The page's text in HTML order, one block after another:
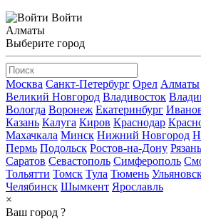
Войти
Алматы
Выберите город
Москва Санкт-Петербург Орел Алматы
Великий Новгород Владивосток
Вологда Воронеж Екатеринбург
Казань Калуга Киров Краснодар
Махачкала Минск Нижний Новгород
Пермь Подольск Ростов-на-Дону Рязань
Саратов Севастополь Симферополь
Тольятти Томск Тула Тюмень
Челябинск Шымкент Ярославль
×
Ваш город ?